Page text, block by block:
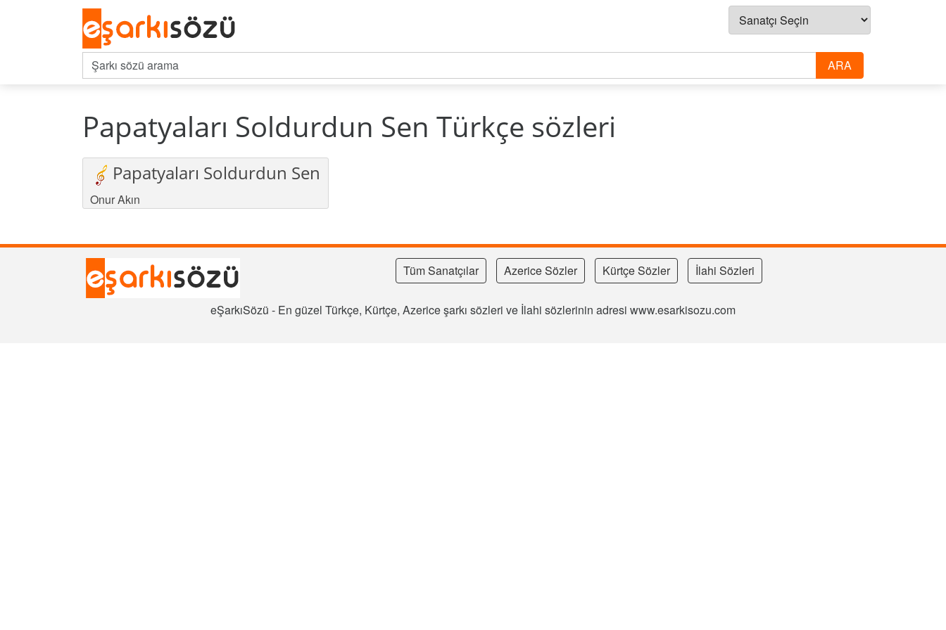
Papatyaları Soldurdun Sen Türkçe sözleri
Papatyaları Soldurdun Sen
Onur Akın
Tüm Sanatçılar Azerice Sözler Kürtçe Sözler İlahi Sözleri
eŞarkıSözü - En güzel Türkçe, Kürtçe, Azerice şarkı sözleri ve İlahi sözlerinin adresi www.esarkisozu.com